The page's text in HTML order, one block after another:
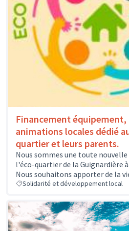
Financement
animations locales dédié
quartier et leurs parents.
Nous sommes une toute
l'éco-quartier de la Guignardière
Nous souhaitons apporter de la
Solidarité et développement local